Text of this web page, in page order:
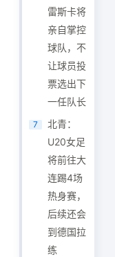
雷斯卡将
亲自掌控
球队，不
让球员投
票选出下
一任队长
7
北青：
U20女足
将前往大
连踢4场
热身赛，
后续还会
到德国拉
练